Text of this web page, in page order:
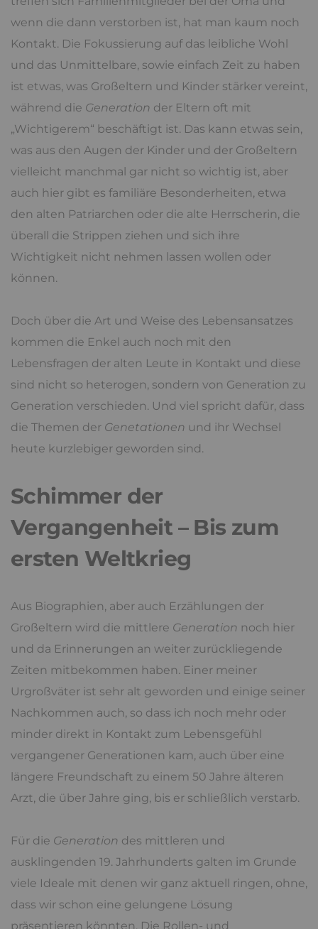
wenn die dann verstorben ist, hat man kaum noch
Kontakt. Die Fokussierung auf das leibliche Wohl
und das Unmittelbare, sowie einfach Zeit zu haben
ist etwas, was Großeltern und Kinder stärker vereint,
während die Generation der Eltern oft mit
„Wichtigerem“ beschäftigt ist. Das kann etwas sein,
was aus den Augen der Kinder und der Großeltern
vielleicht manchmal gar nicht so wichtig ist, aber
auch hier gibt es familiäre Besonderheiten, etwa
den alten Patriarchen oder die alte Herrscherin, die
überall die Strippen ziehen und sich ihre
Wichtigkeit nicht nehmen lassen wollen oder
können.
Doch über die Art und Weise des Lebensansatzes
kommen die Enkel auch noch mit den
Lebensfragen der alten Leute in Kontakt und diese
sind nicht so heterogen, sondern von Generation zu
Generation verschieden. Und viel spricht dafür, dass
die Themen der Genetationen und ihr Wechsel
heute kurzlebiger geworden sind.
Schimmer der
Vergangenheit – Bis zum
ersten Weltkrieg
Aus Biographien, aber auch Erzählungen der
Großeltern wird die mittlere Generation noch hier
und da Erinnerungen an weiter zurückliegende
Zeiten mitbekommen haben. Einer meiner
Urgroßväter ist sehr alt geworden und einige seiner
Nachkommen auch, so dass ich noch mehr oder
minder direkt in Kontakt zum Lebensgefühl
vergangener Generationen kam, auch über eine
längere Freundschaft zu einem 50 Jahre älteren
Arzt, die über Jahre ging, bis er schließlich verstarb.
Für die Generation des mittleren und
ausklingenden 19. Jahrhunderts galten im Grunde
viele Ideale mit denen wir ganz aktuell ringen, ohne,
dass wir schon eine gelungene Lösung
präsentieren könnten. Die Rollen- und